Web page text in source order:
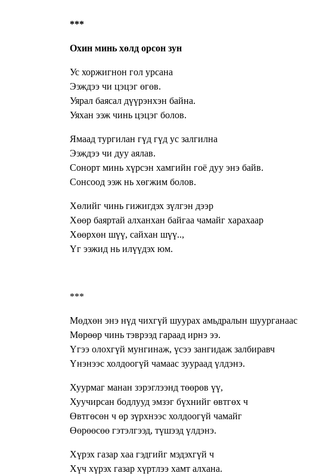
***
Охин минь хөлд орсон зун
Ус хоржигнон гол урсана
Ээждээ чи цэцэг өгөв.
Уярал баясал дүүрэнхэн байна.
Уяхан ээж чинь цэцэг болов.
Ямаад тургилан гүд гүд ус залгилна
Ээждээ чи дуу аялав.
Сонорт минь хүрсэн хамгийн гоё дуу энэ байв.
Сонсоод ээж нь хөгжим болов.
Хөлийг чинь гижигдэх зүлгэн дээр
Хөөр баяртай алханхан байгаа чамайг харахаар
Хөөрхөн шүү, сайхан шүү..,
Үг ээжид нь илүүдэх юм.
***
Мөдхөн энэ нүд чихгүй шуурах амьдралын шуурганаас
Мөрөөр чинь тэврээд гараад ирнэ ээ.
Үгээ олохгүй мунгинаж, үсээ зангидаж залбиравч
Үнэнээс холдоогүй чамаас зуураад үлдэнэ.
Хуурмаг манан зэрэглээнд төөрөв үү,
Хуучирсан бодлууд эмзэг бүхнийг өвтгөх ч
Өвтгөсөн ч өр зүрхнээс холдоогүй чамайг
Өөрөөсөө гэтэлгээд, түшээд үлдэнэ.
Хүрэх газар хаа гэдгийг мэдэхгүй ч
Хүч хүрэх газар хүртлээ хамт алхана.